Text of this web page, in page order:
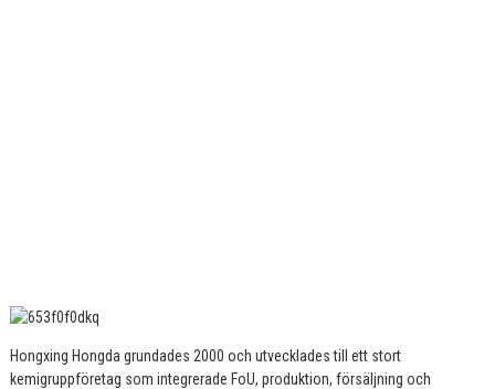
Hongxing Hongda grundades 2000 och utvecklades till ett stort
kemigruppföretag som integrerade FoU, produktion, försäljning och